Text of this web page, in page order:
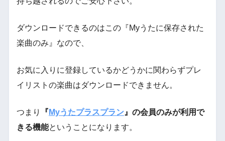
ダウンロードできるのはこの『Myうたに保存された
楽曲のみ』なので、
お気に入りに登録しているかどうかに関わらずプレ
イリストの楽曲はダウンロードできません。
つまり 『 Myうたプラスプラン』の会員のみが利用で
きる機能ということになります。